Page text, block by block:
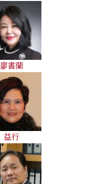
廖書蘭
益行